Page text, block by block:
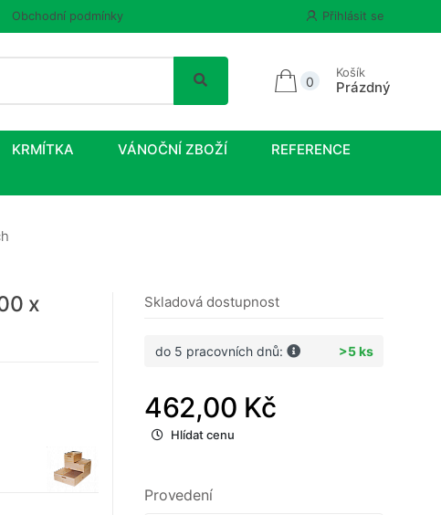
Obchodní podmínky Přihlásit se
0
Košík
Prázdný
KRMÍTKA VÁNOČNÍ ZBOŽÍ
REFERENCE
x
Skladová dostupnost
do 5 pracovních dnů: >5 ks
462,00 Kč
Hlídat cenu
Provedení